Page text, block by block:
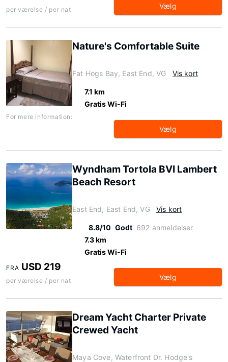
per værelse / per nat Vælg
Nature's Comfortable Suite
Fat Hogs Bay, East End, VG Vis kort
7.1 km
Gratis Wi-Fi
For mere information:
Vælg
Wyndham Tortola BVI Lambert
Beach Resort
East End, East End, VG Vis kort
8.8/10 Godt 692 anmeldelser
7.3 km
Gratis Wi-Fi
FRA USD 219
per værelse / per nat Vælg
Dream Yacht Charter Private
Crewed Yacht
Maya Cove, Waterfront Dr. Hodge's